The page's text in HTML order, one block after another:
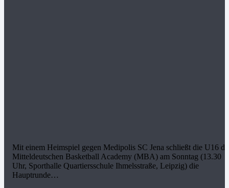
Mit einem Heimspiel gegen Medipolis SC Jena schließt die U16
Mitteldeutschen Basketball Academy (MBA) am Sonntag (13.30
Uhr, Sporthalle Quartiersschule Ihmelsstraße, Leipzig) die
Hauptrunde…